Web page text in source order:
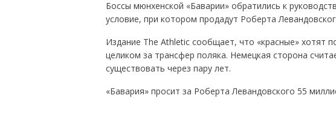
Боссы мюнхенской «Баварии» обратились к
условие, при котором продадут Роберта
Издание The Athletic сообщает, что «красные» хотят
целиком за трансфер поляка. Немецкая сторона
существовать через пару лет.
«Бавария» просит за Роберта Левандовского 55